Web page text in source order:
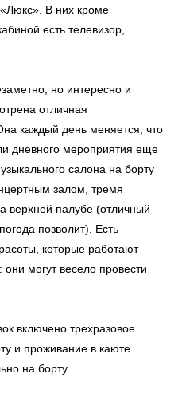
В них кроме
есть телевизор,
но интересно и
отличная
каждый день меняется, что
дневного мероприятия еще
салона на борту
залом, тремя
верхней палубе (отличный
позволит). Есть
которые работают
могут весело провести
включено трехразовое
и проживание в каюте.
на борту.